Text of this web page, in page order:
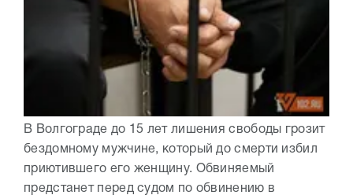
В Волгограде до 15 лет лишения свободы грозит
бездомному мужчине, который до смерти избил
приютившего его женщину. Обвиняемый
предстанет перед судом по обвинению в